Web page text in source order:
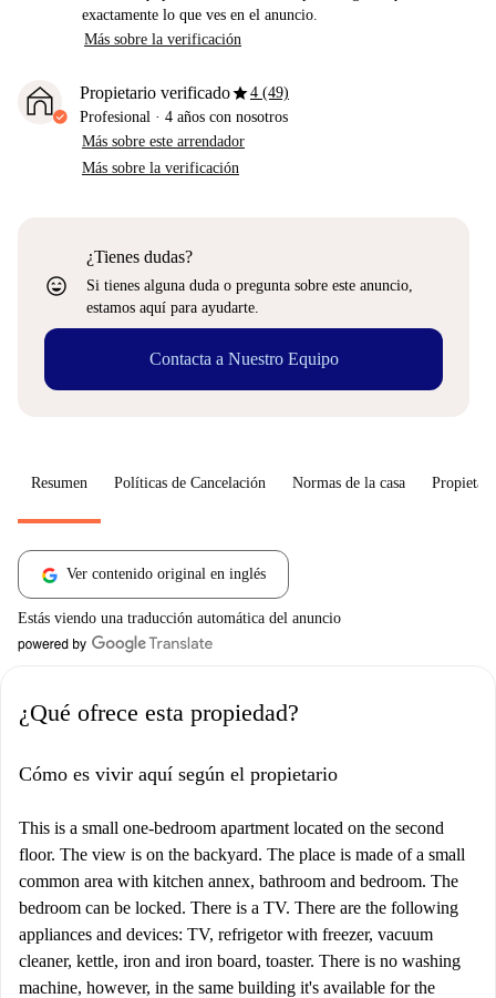
exactamente lo que ves en el anuncio.
Más sobre la verificación
Propietario verificadostar4 (49)
Profesional · 4 años con nosotros
Más sobre este arrendador
Más sobre la verificación
sentiment_very_satisfied
¿Tienes dudas?
Si tienes alguna duda o pregunta sobre este anuncio,
estamos aquí para ayudarte.
Contacta a Nuestro Equipo
Resumen Políticas de Cancelación Normas de la casa
Ver contenido original en inglés
Estás viendo una traducción automática del anuncio
¿Qué ofrece esta propiedad?
Cómo es vivir aquí según el propietario
This is a small one-bedroom apartment located on the second
floor. The view is on the backyard. The place is made of a small
common area with kitchen annex, bathroom and bedroom. The
bedroom can be locked. There is a TV. There are the following
appliances and devices: TV, refrigetor with freezer, vacuum
cleaner, kettle, iron and iron board, toaster. There is no washing
machine, however, in the same building it's available for the